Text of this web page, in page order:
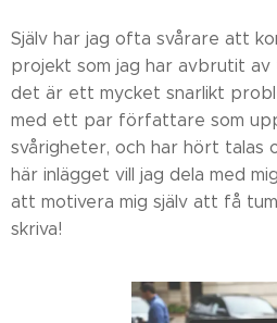
Själv har jag ofta svårare att
projekt som jag har avbrutit av
det är ett mycket snarlikt
med ett par författare som
svårigheter, och har hört talas
här inlägget vill jag dela med
att motivera mig själv att få
skriva!